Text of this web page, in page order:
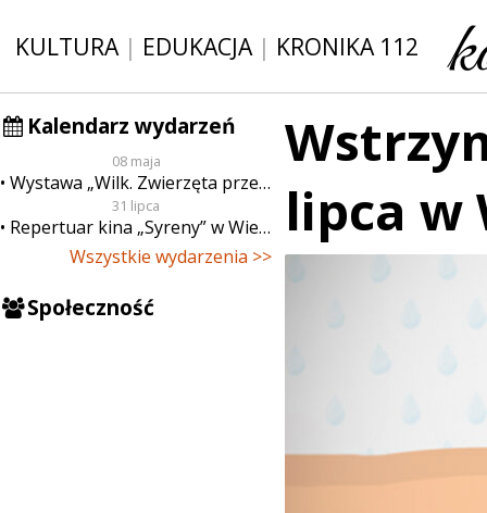
KULTURA| EDUKACJA| KRONIKA 112
Kalendarz wydarzeń
08 maja
Wystawa „Wilk. Zwierzęta przeklęte”
31 lipca
Repertuar kina „Syreny” w Wieluniu w dn. od 31 lipca do 6 sierpnia
Wszystkie wydarzenia >>
Społeczność
lipca w